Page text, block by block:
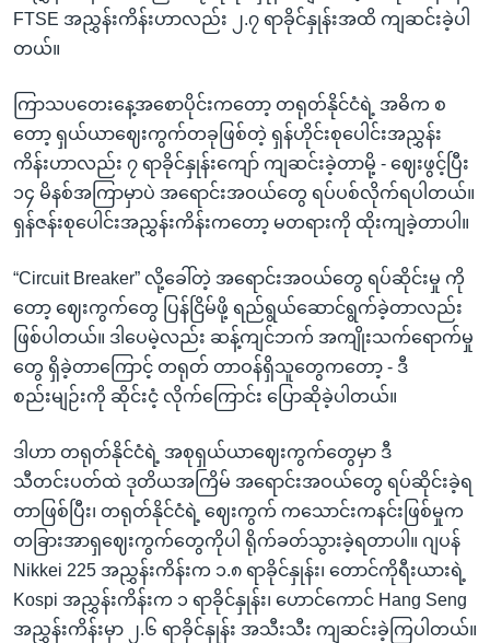
FTSE အညွှန်းကိန်းဟာလည်း ၂.၇ ရာခိုင်နှုန်းအထိ ကျဆင်းခဲ့ပါ
တယ်။
ကြာသပတေးနေ့အစောပိုင်းကတော့ တရုတ်နိုင်ငံရဲ့ အဓိက စ
တော့ ရှယ်ယာဈေးကွက်တခုဖြစ်တဲ့ ရှန်ဟိုင်းစုပေါင်းအညွှန်း
ကိန်းဟာလည်း ၇ ရာခိုင်နှုန်းကျော် ကျဆင်းခဲ့တာမို့ - ဈေးဖွင့်ပြီး
၁၄ မိနစ်အကြာမှာပဲ အရောင်းအဝယ်တွေ ရပ်ပစ်လိုက်ရပါတယ်။
ရှန်ဇန်းစုပေါင်းအညွှန်းကိန်းကတော့ မတရားကို ထိုးကျခဲ့တာပါ။
“Circuit Breaker” လို့ခေါ်တဲ့ အရောင်းအဝယ်တွေ ရပ်ဆိုင်းမှု ကို
တော့ ဈေးကွက်တွေ ပြန်ငြိမ်ဖို့ ရည်ရွယ်ဆောင်ရွက်ခဲ့တာလည်း
ဖြစ်ပါတယ်။ ဒါပေမဲ့လည်း ဆန့်ကျင်ဘက် အကျိုးသက်ရောက်မှု
တွေ ရှိခဲ့တာကြောင့် တရုတ် တာဝန်ရှိသူတွေကတော့ - ဒီ
စည်းမျဉ်းကို ဆိုင်းငံ့ လိုက်ကြောင်း ပြောဆိုခဲ့ပါတယ်။
ဒါဟာ တရုတ်နိုင်ငံရဲ့ အစုရှယ်ယာဈေးကွက်တွေမှာ ဒီ
သီတင်းပတ်ထဲ ဒုတိယအကြိမ် အရောင်းအဝယ်တွေ ရပ်ဆိုင်းခဲ့ရ
တာဖြစ်ပြီး၊ တရုတ်နိုင်ငံရဲ့ ဈေးကွက် ကသောင်းကနင်းဖြစ်မှုက
တခြားအာရှဈေးကွက်တွေကိုပါ ရိုက်ခတ်သွားခဲ့ရတာပါ။ ဂျပန်
Nikkei 225 အညွှန်းကိန်းက ၁.၈ ရာခိုင်နှုန်း၊ တောင်ကိုရီးယားရဲ့
Kospi အညွှန်းကိန်းက ၁ ရာခိုင်နှုန်း၊ ဟောင်ကောင် Hang Seng
အညွှန်းကိန်းမှာ ၂.၆ ရာခိုင်နှုန်း အသီးသီး ကျဆင်းခဲ့ကြပါတယ်။